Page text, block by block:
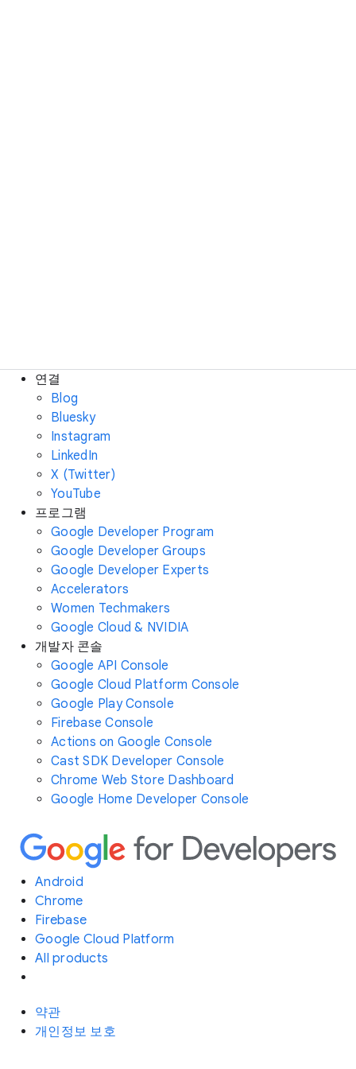
연결
Blog
Bluesky
Instagram
LinkedIn
X (Twitter)
YouTube
프로그램
Google Developer Program
Google Developer Groups
Google Developer Experts
Accelerators
Women Techmakers
Google Cloud & NVIDIA
개발자 콘솔
Google API Console
Google Cloud Platform Console
Google Play Console
Firebase Console
Actions on Google Console
Cast SDK Developer Console
Chrome Web Store Dashboard
Google Home Developer Console
Android
Chrome
Firebase
Google Cloud Platform
All products
약관
개인정보 보호